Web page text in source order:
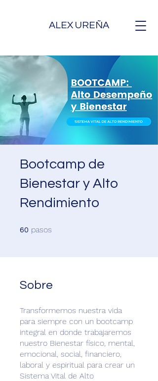
ALEX UREÑA
Bootcamp de
Bienestar y Alto
Rendimiento
60 pasos
Sobre
Transformemos nuestra vida
para siempre con un bootcamp
integral en donde trabajaremos
nuestro Bienestar físico, mental,
emocional, social, financiero,
laboral y espiritual para crear un
Sistema Vital de Alto